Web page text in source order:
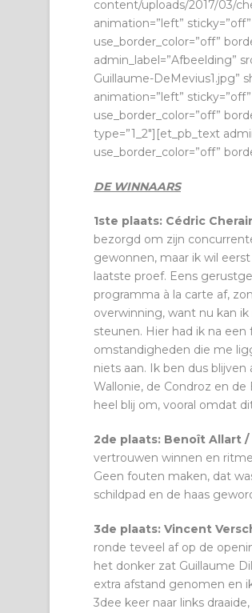
content/uploads/2017/03/
animation=”left”
use_border_color=”off”
admin_label=”Afbeelding”
Guillaume-DeMevius1.jpg”
animation=”left”
use_border_color=”off”
type=”1_2″][et_pb_text
use_border_color=”off”
DE WINNAARS
1ste plaats: Cédric
bezorgd om zijn
gewonnen, maar ik wil
laatste proef. Eens
programma à la carte af,
overwinning, want nu kan
steunen. Hier had ik na
omstandigheden die me
niets aan. Ik ben dus
Wallonie, de Condroz en
heel blij om, vooral omdat
2de plaats: Benoît Allart /
vertrouwen winnen en
Geen fouten maken, dat
schildpad en de haas
3de plaats: Vincent
ronde teveel af op de
het donker zat Guillaume
extra afstand genomen en
3dee keer naar links